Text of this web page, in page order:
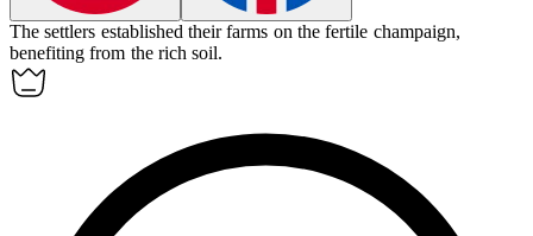
The settlers established their farms on the fertile champaign,
benefiting from the rich soil.